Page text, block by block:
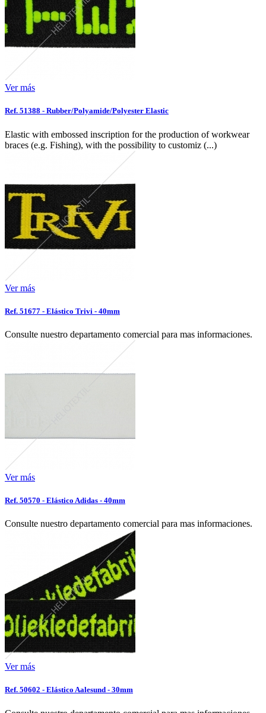
Ver más
Ref. 51388 - Rubber/Polyamide/Polyester Elastic
Elastic with embossed inscription for the production of workwear
braces (e.g. Fishing), with the possibility to customiz (...)
Ver más
Ref. 51677 - Elástico Trivi - 40mm
Consulte nuestro departamento comercial para mas informaciones.
Ver más
Ref. 50570 - Elástico Adidas - 40mm
Consulte nuestro departamento comercial para mas informaciones.
Ver más
Ref. 50602 - Elástico Aalesund - 30mm